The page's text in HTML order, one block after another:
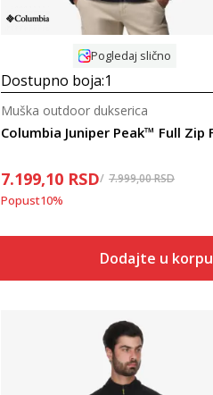
Pogledaj slično
Dostupno boja:1
Muška outdoor dukserica
7.199,10 RSD 7.999,00RSD
Popust10%
Dodajte u korpu